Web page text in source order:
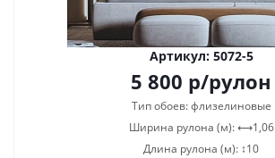
Артикул: 5072-5
5 800 р/рулон
Тип обоев: флизелиновые
Ширина рулона (м): ⟷1,06
Длина рулона (м): ↕10